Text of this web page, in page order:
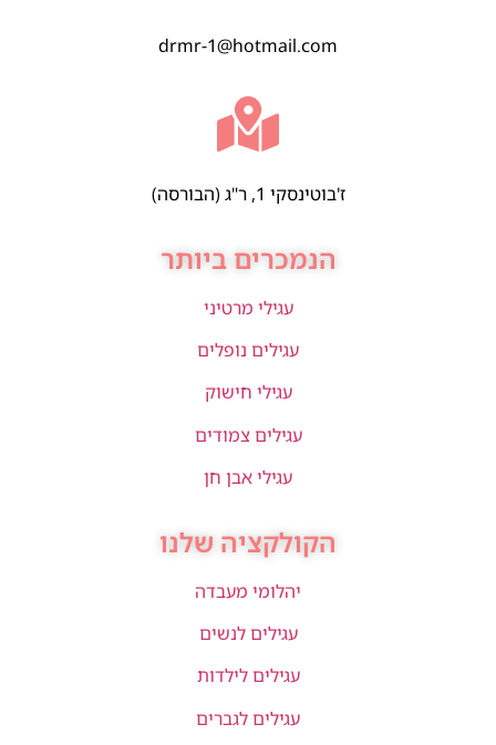
drmr-1@hotmail.com
ז'בוטינסקי 1, ר"ג (הבורסה)
הנמכרים ביותר
עגילי מרטיני
עגילים נופלים
עגילי חישוק
עגילים צמודים
עגילי אבן חן
הקולקציה שלנו
יהלומי מעבדה
עגילים לנשים
עגילים לילדות
עגילים לגברים